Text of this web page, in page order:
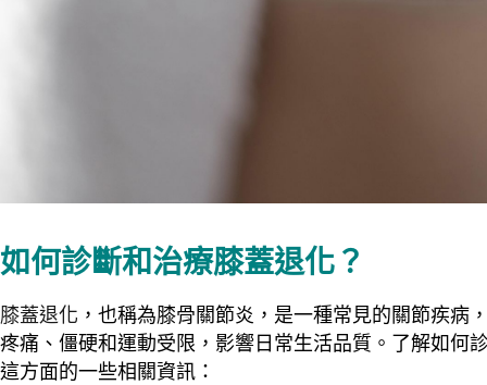
如何診斷和治療膝蓋退化？
膝蓋退化 ，也稱為膝骨關節炎，是一種常見的關節疾病
疼痛、僵硬和運動受限，影響日常生活品質。了解如何
這方面的一些相關資訊：